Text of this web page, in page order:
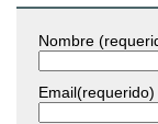
Nombre
Email(requerido)